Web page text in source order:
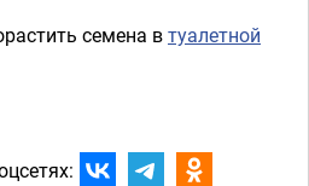
семена втуалетной